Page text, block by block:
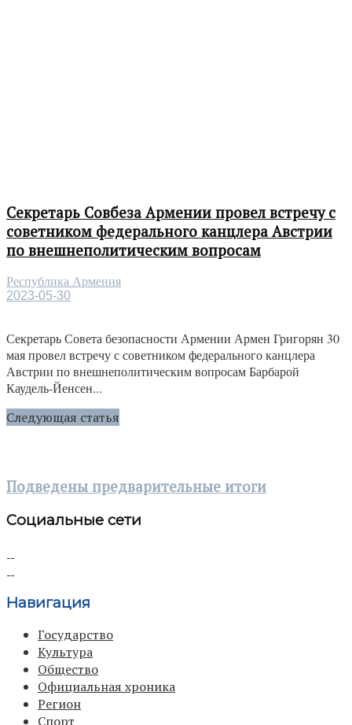
Секретарь Совбеза Армении провел встречу с
советником федерального канцлера Австрии
по внешнеполитическим вопросам
Республика Армения
2023-05-30
Секретарь Совета безопасности Армении Армен Григорян 30
мая провел встречу с советником федерального канцлера
Австрии по внешнеполитическим вопросам Барбарой
Каудель-Йенсен...
Следующая статья
Подведены предварительные итоги
Социальные сети
Навигация
Государство
Культура
Общество
Официальная хроника
Регион
Спорт